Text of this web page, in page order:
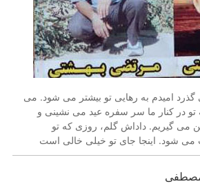
امیدم به رهایی تو بیشتر می شود. می
در کنار ما سر سفره عید می نشینی و
می گیریم. داداش گلم، روزی که تو
می شود. اینجا جای تو خیلی خالی است
مصطفی